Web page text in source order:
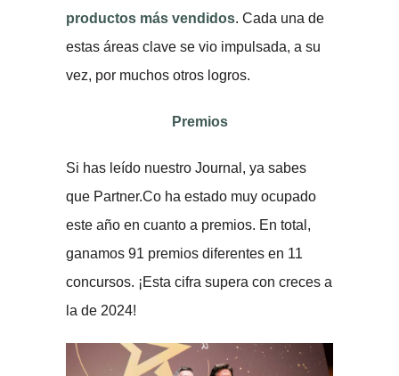
productos más vendidos. Cada una de
estas áreas clave se vio impulsada, a su
vez, por muchos otros logros.
Premios
Si has leído nuestro Journal, ya sabes
que Partner.Co ha estado muy ocupado
este año en cuanto a premios. En total,
ganamos 91 premios diferentes en 11
concursos. ¡Esta cifra supera con creces a
la de 2024!